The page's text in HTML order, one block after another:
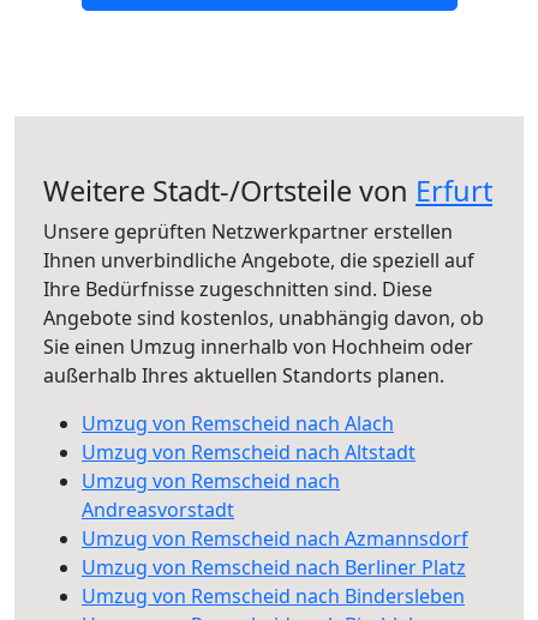
Weitere Stadt-/Ortsteile von Erfurt
Unsere geprüften Netzwerkpartner erstellen
Ihnen unverbindliche Angebote, die speziell auf
Ihre Bedürfnisse zugeschnitten sind. Diese
Angebote sind kostenlos, unabhängig davon, ob
Sie einen Umzug innerhalb von Hochheim oder
außerhalb Ihres aktuellen Standorts planen.
Umzug von Remscheid nach Alach
Umzug von Remscheid nach Altstadt
Umzug von Remscheid nach
Andreasvorstadt
Umzug von Remscheid nach Azmannsdorf
Umzug von Remscheid nach Berliner Platz
Umzug von Remscheid nach Bindersleben